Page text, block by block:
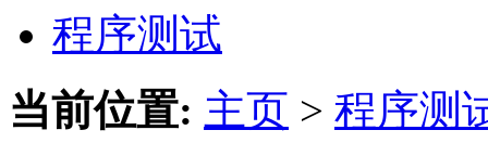
程序测试
当前位置: 主页 > 程序测